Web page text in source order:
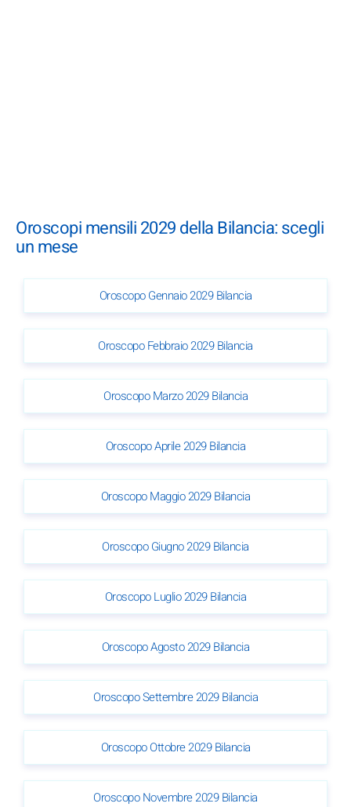
Oroscopi mensili 2029 della Bilancia: scegli
un mese
Oroscopo Gennaio 2029 Bilancia
Oroscopo Febbraio 2029 Bilancia
Oroscopo Marzo 2029 Bilancia
Oroscopo Aprile 2029 Bilancia
Oroscopo Maggio 2029 Bilancia
Oroscopo Giugno 2029 Bilancia
Oroscopo Luglio 2029 Bilancia
Oroscopo Agosto 2029 Bilancia
Oroscopo Settembre 2029 Bilancia
Oroscopo Ottobre 2029 Bilancia
Oroscopo Novembre 2029 Bilancia